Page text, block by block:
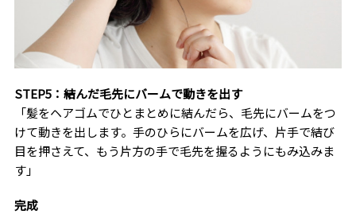
STEP5：結んだ毛先にバームで動きを出す
「髪をヘアゴムでひとまとめに結んだら、毛先にバームをつ
けて動きを出します。手のひらにバームを広げ、片手で結び
目を押さえて、もう片方の手で毛先を握るようにもみ込みま
す」
完成